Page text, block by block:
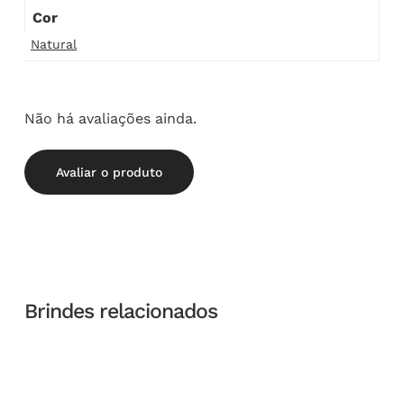
Cor
Natural
Não há avaliações ainda.
Avaliar o produto
Brindes relacionados